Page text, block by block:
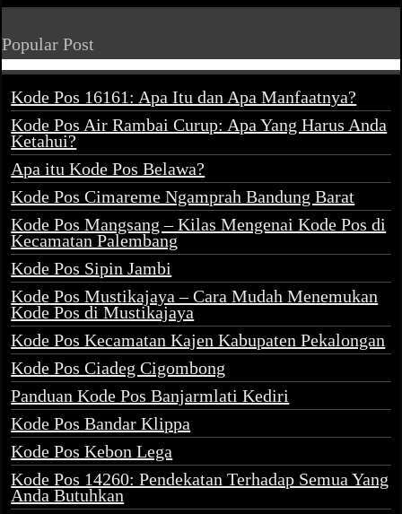
Popular Post
Kode Pos 16161: Apa Itu dan Apa Manfaatnya?
Kode Pos Air Rambai Curup: Apa Yang Harus Anda
Ketahui?
Apa itu Kode Pos Belawa?
Kode Pos Cimareme Ngamprah Bandung Barat
Kode Pos Mangsang – Kilas Mengenai Kode Pos di
Kecamatan Palembang
Kode Pos Sipin Jambi
Kode Pos Mustikajaya – Cara Mudah Menemukan
Kode Pos di Mustikajaya
Kode Pos Kecamatan Kajen Kabupaten Pekalongan
Kode Pos Ciadeg Cigombong
Panduan Kode Pos Banjarmlati Kediri
Kode Pos Bandar Klippa
Kode Pos Kebon Lega
Kode Pos 14260: Pendekatan Terhadap Semua Yang
Anda Butuhkan